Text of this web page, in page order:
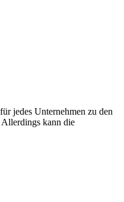
jedes Unternehmen zu den
Allerdings kann die